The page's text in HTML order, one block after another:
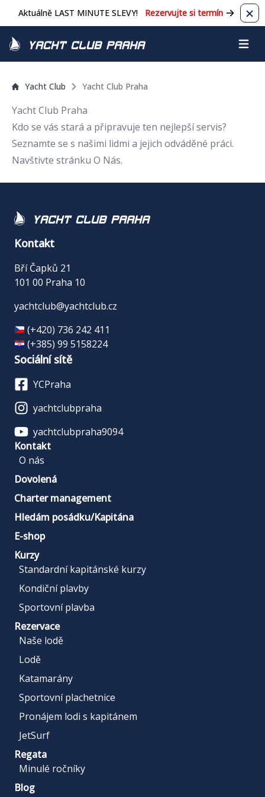
Aktuálně LAST MINUTE SLEVY! Rezervujte si termín
Yacht Club Praha
Yacht Club Yacht Club Praha
Yacht Club Praha
Kdo se vás stará a připravuje ten nejlepší servis?
Seznamte se s našimi lidmi a jejich odváděné práci.
Navštivte stránku O Nás.
Yacht Club Praha
Kontakt
Bří Čapků 21
101 00 Praha 10
yachtclub@yachtclub.cz
(+420) 736 242 411
(+385) 99 5158224
Sociální sítě
YCPraha
yachtclubpraha
yachtclubpraha9094
Kontakt
O nás
Dovolená
Charter management
Hledám posádku/Kapitána
E-shop
Kurzy
Standardní kapitánské kurzy
Kondiční plavby
Sportovní plavba
Rezervace
Naše lodě
Lodě
Katamarány
Sportovní plachetnice
Pronájem lodi s kapitánem
JetSurf
Regata
Minulé ročníky
Blog